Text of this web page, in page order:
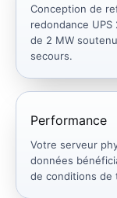
Conception de
redondance
de 2 MW
secours.
Performance
Votre serveur
données
de conditions de